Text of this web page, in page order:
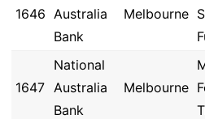
1646 Australia
Bank
Melbourne
1647
National
Australia
Bank
Melbourne